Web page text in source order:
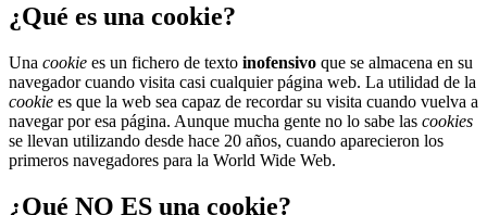
¿Qué es una cookie?
Una cookie es un fichero de texto inofensivo que se almacena en su
navegador cuando visita casi cualquier página web. La utilidad de la
cookie es que la web sea capaz de recordar su visita cuando vuelva a
navegar por esa página. Aunque mucha gente no lo sabe las cookies
se llevan utilizando desde hace 20 años, cuando aparecieron los
primeros navegadores para la World Wide Web.
¿Qué NO ES una cookie?